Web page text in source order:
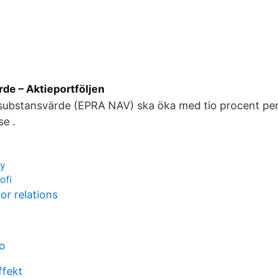
– Aktieportföljen
(EPRA NAV) ska öka med tio procent
.
relations